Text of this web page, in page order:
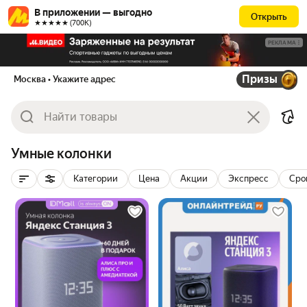
В приложении — выгодно
★★★★★ (700К)
Открыть
РЕКЛАМА
Москва • Укажите адрес Призы
Умные колонки
Категории Цена Акции Экспресс